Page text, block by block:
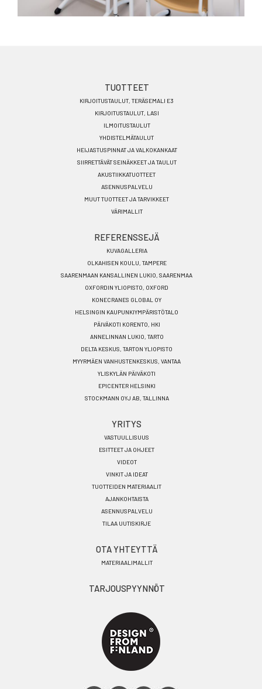
TUOTTEET
KIRJOITUSTAULUT, TERÄSEMALI E3
KIRJOITUSTAULUT, LASI
ILMOITUSTAULUT
YHDISTELMÄTAULUT
HEIJASTUSPINNAT JA VALKOKANKAAT
SIIRRETTÄVÄT SEINÄKKEET JA TAULUT
AKUSTIIKKATUOTTEET
ASENNUSPALVELU
MUUT TUOTTEET JA TARVIKKEET
VÄRIMALLIT
REFERENSSEJÄ
KUVAGALLERIA
OLKAHISEN KOULU, TAMPERE
SAARENMAAN KANSALLINEN LUKIO, SAARENMAA
OXFORDIN YLIOPISTO, OXFORD
KONECRANES GLOBAL OY
HELSINGIN KAUPUNKIYMPÄRISTÖTALO
PÄIVÄKOTI KORENTO, HKI
ANNELINNAN LUKIO, TARTO
DELTA KESKUS, TARTON YLIOPISTO
MYYRMÄEN VANHUSTENKESKUS, VANTAA
YLISKYLÄN PÄIVÄKOTI
EPICENTER HELSINKI
STOCKMANN OYJ AB, TALLINNA
YRITYS
VASTUULLISUUS
ESITTEET JA OHJEET
VIDEOT
VINKIT JA IDEAT
TUOTTEIDEN MATERIAALIT
AJANKOHTAISTA
ASENNUSPALVELU
TILAA UUTISKIRJE
OTA YHTEYTTÄ
MATERIAALIMALLIT
TARJOUSPYYNNÖT